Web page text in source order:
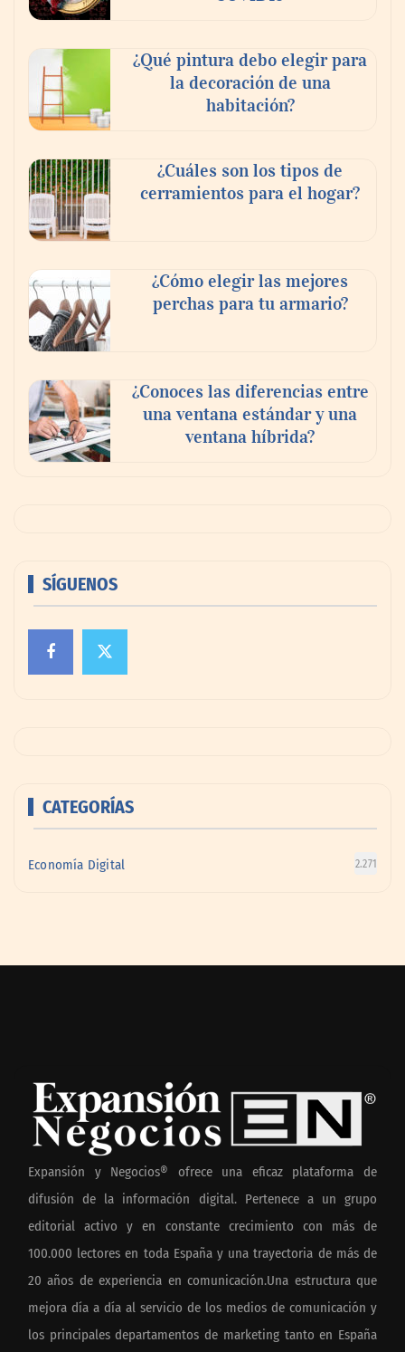
¿Qué pintura debo elegir para
la decoración de una
habitación?
¿Cuáles son los tipos de
cerramientos para el hogar?
¿Cómo elegir las mejores
perchas para tu armario?
¿Conoces las diferencias entre
una ventana estándar y una
ventana híbrida?
SÍGUENOS
CATEGORÍAS
Economía Digital 2.271
Expansión y Negocios® ofrece una eficaz plataforma de
difusión de la información digital. Pertenece a un grupo
editorial activo y en constante crecimiento con más de
100.000 lectores en toda España y una trayectoria de más de
20 años de experiencia en comunicación.Una estructura que
mejora día a día al servicio de los medios de comunicación y
los principales departamentos de marketing tanto en España